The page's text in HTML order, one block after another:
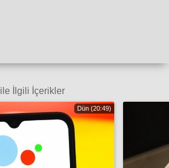
ile İlgili İçerikler
Dün (20:49)